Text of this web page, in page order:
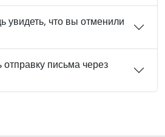
увидеть, что вы отменили
письма через